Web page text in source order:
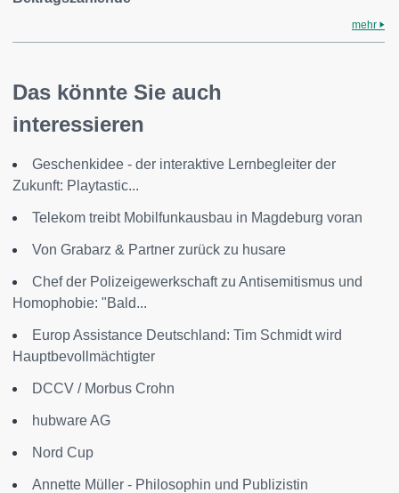
mehr
Das könnte Sie auch
interessieren
Geschenkidee - der interaktive Lernbegleiter der
Zukunft: Playtastic...
Telekom treibt Mobilfunkausbau in Magdeburg voran
Von Grabarz & Partner zurück zu husare
Chef der Polizeigewerkschaft zu Antisemitismus und
Homophobie: "Bald...
Europ Assistance Deutschland: Tim Schmidt wird
Hauptbevollmächtigter
DCCV / Morbus Crohn
hubware AG
Nord Cup
Annette Müller - Philosophin und Publizistin